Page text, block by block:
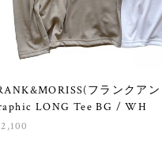
フランクア
LONG Tee BG / WH